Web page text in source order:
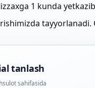
1 kunda
tanlash
sahifasida